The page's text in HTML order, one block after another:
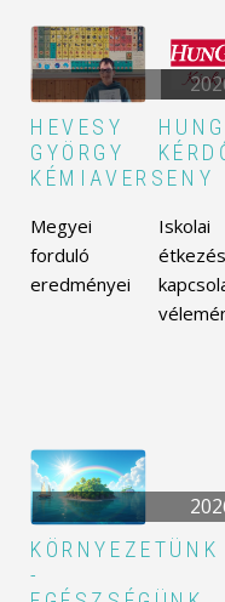
HEVESY
GYÖRGY
KÉMIAVERSENY
Megyei
forduló
eredményei
Iskolai
KÖRNYEZETÜNK
-